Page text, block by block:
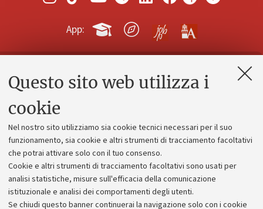
Questo sito web utilizza i
cookie
Nel nostro sito utilizziamo sia cookie tecnici necessari per il suo
funzionamento, sia cookie e altri strumenti di tracciamento facoltativi
che potrai attivare solo con il tuo consenso.
Cookie e altri strumenti di tracciamento facoltativi sono usati per
analisi statistiche, misure sull'efficacia della comunicazione
istituzionale e analisi dei comportamenti degli utenti.
Se chiudi questo banner continuerai la navigazione solo con i cookie
App:
Contatti e PEC
Alumni community
Piano strategico
Bilanci
Donazioni e 5x1000